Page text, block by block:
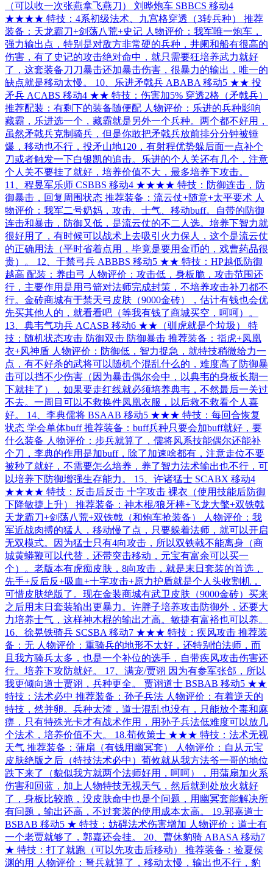
（可以收一次张燕拿飞燕刀） 刘晔炮车 SBBCS 移动4
★★★★ 特技：4系初级法术、九宫格穿透（3转兵种） 推荐
装备：天龙霸刀+剑荡八荒+史记 人物评价：我军唯一炮车，
强力输出点，特别是对敌方非常硬的兵种，井阑和船有很高的
伤害，有了史记的攻击绝对命中，就只需要狂培养武力就好
了，这套装备刀刀暴击还加暴击伤害，很暴力的输出，唯一的
缺点就是移动太慢。 10、乐进矛戟兵 ABABA 移动5 ★★ 投
矛兵 ACABS 移动4 ★★ 特技：伤害加5% 穿透2格（矛戟兵）
推荐配装：有剩下的装备随便配 人物评价：乐进的兵种影响
藏霸，乐进选一个，藏霸就是另外一个兵种。两个都不好用，
虽然矛戟兵克制骑兵，但是你敢把矛戟兵放前排分分钟被锤
爆，移动也不行，投矛山地120，有射程优势躲后面一点补个
刀或者触发一下白银凯的追击。乐进的个人关还有几个，注意
个人关不要挂了就好，培养价值不大，最多培养下攻击。
11、程昱军乐师 CSBBS 移动4 ★★★★ 特技：防御连击，防
御暴击，回复周围状态 推荐装备：流云仗+随意+太平要术 人
物评价：我军二号奶妈，攻击、士气、移动buff。自带的防御
连击和暴击，防御又低，是流云仗的不二人选。培养下智力就
很好用了，有时候可以战术上去吸引火力保人，这个是流云仗
的正确用法（平时省着点用，毕竟是要用金币的，戏曹药品很
贵）。 12、于禁弓兵 ABBBS 移动5 ★★ 特技：HP越低防御
越高 配装：养由弓 人物评价：攻击低，身板脆，攻击范围还
行，主要作用是用弓箭对法师完成封策，不培养攻击补刀都不
行。金砖商城有于禁天弓皮肤（9000金砖），估计有钱也会优
先买其他人的，就看看吧（等我有钱了商城买空，呵呵）。
13、典韦气功兵 ACASB 移动6 ★★（驯虎就是个垃圾） 特
技：随机状态攻击 防御双击 防御暴击 推荐装备：指虎+凤凰
衣+风神盾 人物评价：防御低，智力捉急，就特技稍微给力一
点，有不好杀的武将可以随机个混乱什么的，难度高了防御暴
击可以挡不少伤害（因为暴击偶尔会中，以典韦的身板长期一
下就挂了），如果要走红线就必须培养典韦，不然最后一关过
不去。一周目可以不救换件凤凰衣服，以后救不救看个人喜
好。 14、李典儒将 BSAAB 移动5 ★★★ 特技：每回合恢复
状态 学会单体buff 推荐装备：buff兵种只要会加buff就好，要
什么装备 人物评价：步兵就算了，儒将风系技能偶尔还能补
个刀，李典的作用是加buff，除了加速啥都有，注意走位不要
被秒了就好，不需要怎么培养，养了智力法术输出也不行，可
以培养下防御增强生存能力。 15、许诸猛士 SCABX 移动4
★★★★ 特技：反击后反击 十字攻击 裸衣（使用技能后防御
下降敏捷上升） 推荐装备：神木棍/狼牙棒+飞龙大氅+双铁戟
天龙霸刀+剑荡八荒+双铁戟（和炮车抢装备） 人物评价：我
军近战肉搏的猛人，移动慢了点，只要躲着法师，就可以开启
无双模式。因为猛士只有4向攻击，所以双铁戟不能离身（商
城黄蟒鞭可以代替，还带突击移动，元宝有富余可以买一
个）。老版本有虎痴皮肤，8向攻击，就是末日套装的首选，
先手+反后反+吸血+十字攻击+原力护盾就是个人头收割机，
可惜皮肤绝版了。现在金装商城有武卫皮肤（9000金砖）买来
之后用末日套装输出更暴力。许胖子培养攻击防御外，还要大
力培养士气，这样神木棍的输出才高。敏捷有富裕也可以养。
16、徐晃铁骑兵 SCSBA 移动7 ★★★ 特技：疾风攻击 推荐装
备：无 人物评价：重骑兵的地形不太好，还特别怕法师，而
且我方骑兵太多，也是一个补位的选手，自带疾风攻击伤害还
行。培养下攻防就好。 17、满宠/贾诩 因为有参军张郃，所以
我更倾向道士贾诩，兵种更全。 贾诩道士 BSBAB 移动5 ★★
特技：法术必中 推荐装备：孙子兵法 人物评价：有着逆天的
特技，然并卵。兵种太渣，道士混乱也没有，只能放个毒和麻
痹，只有特殊光卡才有战术作用，用孙子兵法低难度可以放几
个法术，培养价值不大。 18.荀攸策士 ★★★ 特技：法术无视
天气 推荐装备：蒲扇（有钱用幽冥套） 人物评价：自从元宝
皮肤绝版之后（特技法术必中）荀攸就从我方法爷一哥的地位
跌下来了（貌似我方就两个法师好用，呵呵），用蒲扇加火系
伤害和回蓝，加上人物特技无视天气，然后就到处放火就好
了，身板比较脆，没皮肤命中也是个问题，用幽冥套能解决所
有问题，输出还高，不过套装的使用成本太高。 19.郭嘉道士
BSBAB 移动5 ★ 特技：妨碍法术伤害增加 人物评价：道士有
一个老贾就够了，郭嘉还会挂。 20、曹休豹骑 ABASA 移动7
★ 特技：打了就跑（可以先攻击后移动） 推荐装备：捡夏侯
渊的用 人物评价：弩兵就算了，移动太慢，输出也不行，豹